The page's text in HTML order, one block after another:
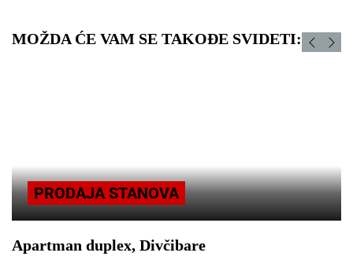
MOŽDA ĆE VAM SE TAKOĐE SVIDETI:
PRODAJA STANOVA
Apartman duplex, Divčibare